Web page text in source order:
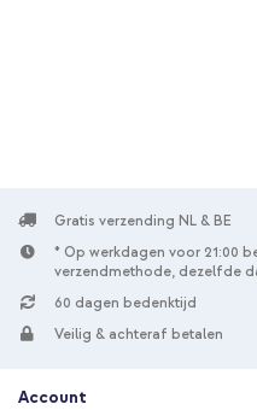
Gratis verzending NL & BE
* Op werkdagen voor 21:00
verzendmethode, dezelfde
60 dagen bedenktijd
Veilig & achteraf betalen
Account